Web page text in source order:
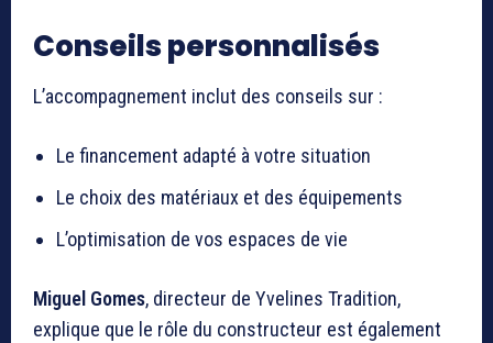
Conseils personnalisés
L’accompagnement inclut des conseils sur :
Le financement adapté à votre situation
Le choix des matériaux et des équipements
L’optimisation de vos espaces de vie
Miguel Gomes, directeur de Yvelines Tradition,
explique que le rôle du constructeur est également